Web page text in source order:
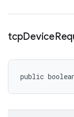
tcpDevice
public